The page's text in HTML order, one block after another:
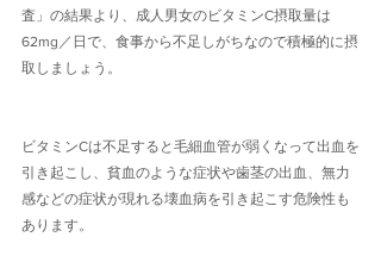
査」の結果より、成人男女のビタミンC摂取量は
62mg／日で、食事から不足しがちなので積極的に摂
取しましょう。
ビタミンCは不足すると毛細血管が弱くなって出血を
引き起こし、貧血のような症状や歯茎の出血、無力
感などの症状が現れる壊血病を引き起こす危険性も
あります。